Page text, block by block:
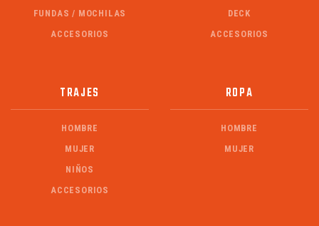
FUNDAS / MOCHILAS
ACCESORIOS
DECK
ACCESORIOS
TRAJES
HOMBRE
MUJER
NIÑOS
ACCESORIOS
ROPA
HOMBRE
MUJER